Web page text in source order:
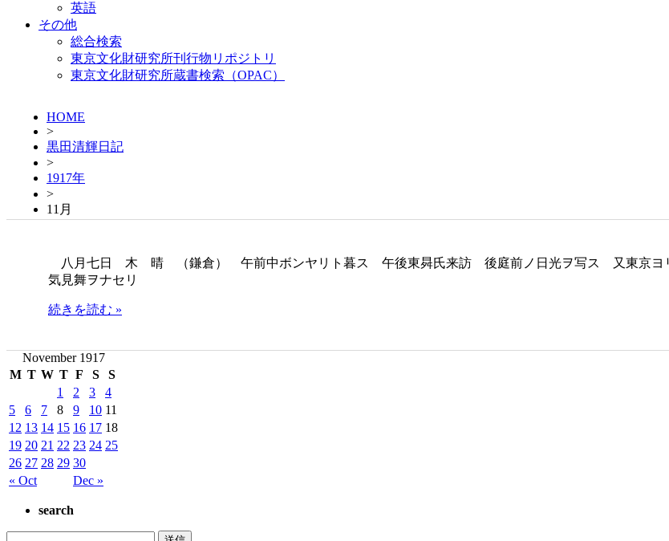
英語
その他
総合検索
東京文化財研究所刊行物リポジトリ
東京文化財研究所蔵書検索（OPAC）
HOME
>
黒田清輝日記
>
1917年
>
11月
八月七日 木 晴 （鎌倉） 午前中ボンヤリト暮ス 午後東曻氏来訪 後庭前ノ日光ヲ写ス 又東京ヨリ
気見舞ヲナセリ
続きを読む »
November 1917
M T W T F S S
« Oct Dec »
1 2 3
4
5
6 7 8 9 10 11
12 13 14 15 16 17 18
19 20 21 22 23 24 25
26 27 28 29 30
search